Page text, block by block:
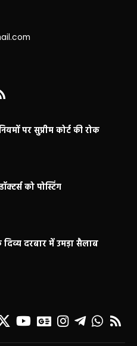
पर सुप्रीम कोर्ट की रोक
को पोस्टिंग
दिव्य दरबार में उमड़ा सैलाब